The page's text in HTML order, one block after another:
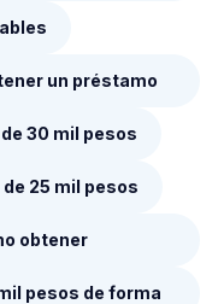
un préstamo
30 mil pesos
25 mil pesos
obtener
pesos de forma